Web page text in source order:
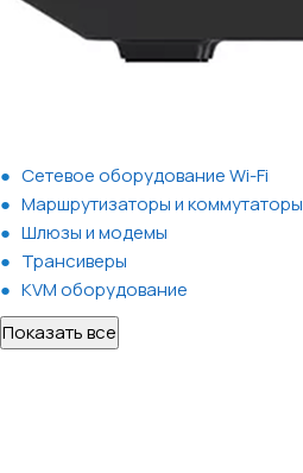
Сетевое оборудование Wi-Fi
Маршрутизаторы и коммутаторы
Шлюзы и модемы
Трансиверы
KVM оборудование
Показать все